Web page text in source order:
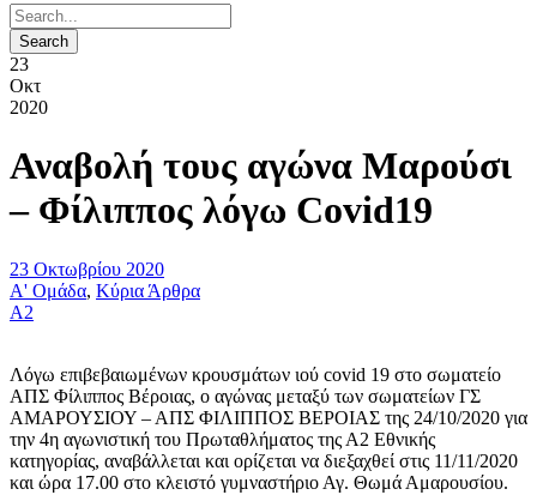
23
Οκτ
2020
Αναβολή τους αγώνα Μαρούσι
– Φίλιππος λόγω Covid19
23 Οκτωβρίου 2020
Α' Ομάδα, Κύρια Άρθρα
Α2
Λόγω επιβεβαιωμένων κρουσμάτων ιού covid 19 στο σωματείο
ΑΠΣ Φίλιππος Βέροιας, ο αγώνας μεταξύ των σωματείων ΓΣ
ΑΜΑΡΟΥΣΙΟΥ – ΑΠΣ ΦΙΛΙΠΠΟΣ ΒΕΡΟΙΑΣ της 24/10/2020 για
την 4η αγωνιστική του Πρωταθλήματος της Α2 Εθνικής
κατηγορίας, αναβάλλεται και ορίζεται να διεξαχθεί στις 11/11/2020
και ώρα 17.00 στο κλειστό γυμναστήριο Αγ. Θωμά Αμαρουσίου.